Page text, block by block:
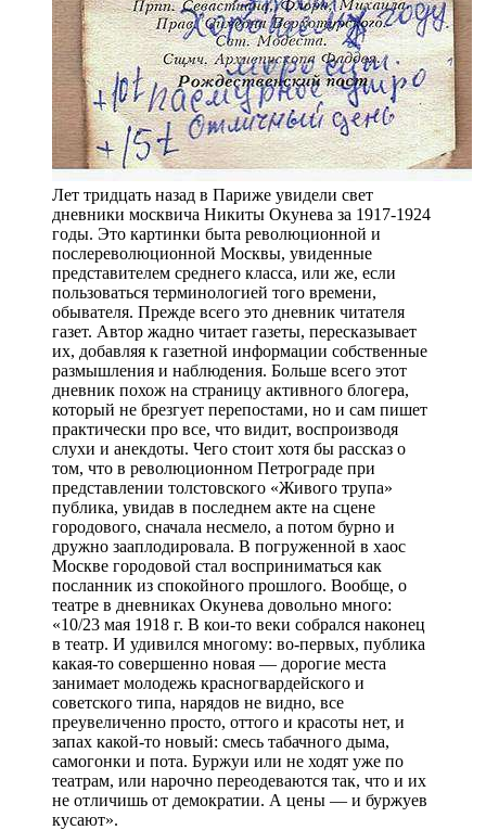
Лет тридцать назад в Париже увидели свет
дневники москвича Никиты Окунева за 1917-1924
годы. Это картинки быта революционной и
послереволюционной Москвы, увиденные
представителем среднего класса, или же, если
пользоваться терминологией того времени,
обывателя. Прежде всего это дневник читателя
газет. Автор жадно читает газеты, пересказывает
их, добавляя к газетной информации собственные
размышления и наблюдения. Больше всего этот
дневник похож на страницу активного блогера,
который не брезгует перепостами, но и сам пишет
практически про все, что видит, воспроизводя
слухи и анекдоты. Чего стоит хотя бы рассказ о
том, что в революционном Петрограде при
представлении толстовского «Живого трупа»
публика, увидав в последнем акте на сцене
городового, сначала несмело, а потом бурно и
дружно зааплодировала. В погруженной в хаос
Москве городовой стал восприниматься как
посланник из спокойного прошлого. Вообще, о
театре в дневниках Окунева довольно много:
«10/23 мая 1918 г. В кои-то веки собрался наконец
в театр. И удивился многому: во-первых, публика
какая-то совершенно новая — дорогие места
занимает молодежь красногвардейского и
советского типа, нарядов не видно, все
преувеличенно просто, оттого и красоты нет, и
запах какой-то новый: смесь табачного дыма,
самогонки и пота. Буржуи или не ходят уже по
театрам, или нарочно переодеваются так, что и их
не отличишь от демократии. А цены — и буржуев
кусают».